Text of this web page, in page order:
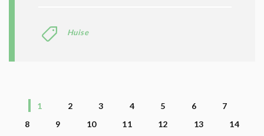
Huise
1 2 3 4 5 6
7
8
9 10 11 12 13
14